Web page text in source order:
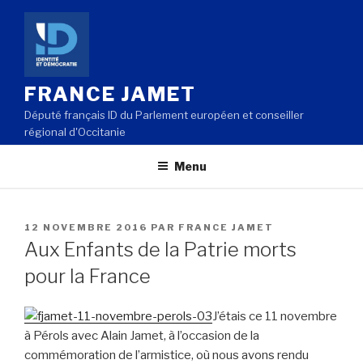
Aller
contenu
principal
FRANCE JAMET
Député français ID du Parlement européen et conseiller
régional d'Occitanie
Menu
PUBLIÉ
LE
12 NOVEMBRE 2016 PAR FRANCE JAMET
Aux Enfants de la Patrie morts
pour la France
J’étais ce 11 novembre
à Pérols avec Alain Jamet, à l’occasion de la
commémoration de l’armistice, où nous avons rendu